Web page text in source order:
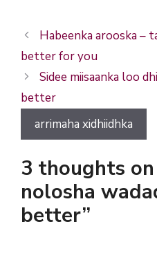
Habeenka arooska –
better for you
Sidee miisaanka loo
better
arrimaha xidhiidhka
3 thoughts on
nolosha
better”